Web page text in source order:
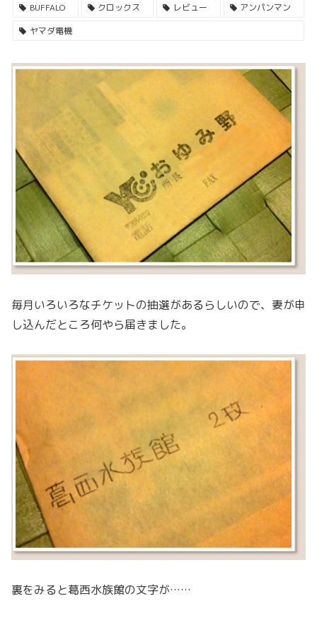
BUFFALO
クロックス レビュー
アンパンマン
ヤマダ電機
毎月いろいろなチケットの抽選があるらしいので、妻が申
し込んだところ何やら届きました。
裏をみると葛西水族館の文字が……